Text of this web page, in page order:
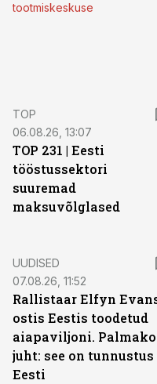
tootmiskeskuse
TOP
06.08.26, 13:07
TOP 231 | Eesti
tööstussektori
suuremad
maksuvõlglased
UUDISED
07.08.26, 11:52
Rallistaar Elfyn
ostis Eestis toodetud
aiapaviljoni. Palmako
juht: see on tunnustus
Eesti